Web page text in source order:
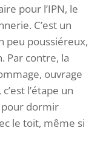
pour l’IPN, le
C’est un
peu poussiéreux,
Par contre, la
ouvrage
l’étape un
pour dormir
le toit, même si